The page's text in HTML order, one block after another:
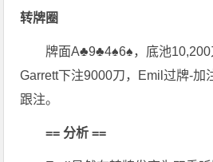
转牌圈
牌面A♣9♣4♠6♠，底池10,200
Garrett下注9000刀，Emil过牌-加
跟注。
== 分析 ==